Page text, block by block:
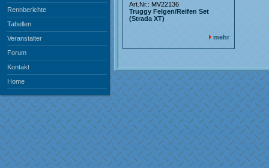
Rennberichte
Tabellen
Veranstalter
Forum
Kontakt
Home
Art.Nr.: MV22136
Truggy Felgen/Reifen Set
(Strada XT)
mehr